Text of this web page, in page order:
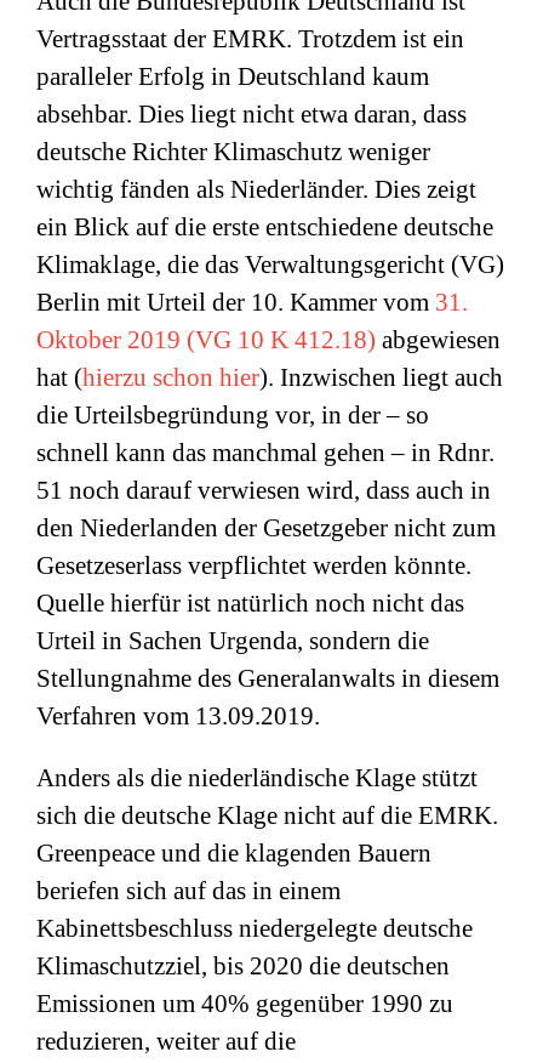
Vertragsstaat der EMRK. Trotzdem ist ein
paralleler Erfolg in Deutschland kaum
absehbar. Dies liegt nicht etwa daran, dass
deutsche Richter Klimaschutz weniger
wichtig fänden als Niederländer. Dies zeigt
ein Blick auf die erste entschiedene deutsche
Klimaklage, die das Verwaltungsgericht (VG)
Berlin mit Urteil der 10. Kammer vom 31.
Oktober 2019 (VG 10 K 412.18) abgewiesen
hat (hierzu schon hier). Inzwischen liegt auch
die Urteilsbegründung vor, in der – so
schnell kann das manchmal gehen – in Rdnr.
51 noch darauf verwiesen wird, dass auch in
den Niederlanden der Gesetzgeber nicht zum
Gesetzeserlass verpflichtet werden könnte.
Quelle hierfür ist natürlich noch nicht das
Urteil in Sachen Urgenda, sondern die
Stellungnahme des Generalanwalts in diesem
Verfahren vom 13.09.2019.
Anders als die niederländische Klage stützt
sich die deutsche Klage nicht auf die EMRK.
Greenpeace und die klagenden Bauern
beriefen sich auf das in einem
Kabinettsbeschluss niedergelegte deutsche
Klimaschutzziel, bis 2020 die deutschen
Emissionen um 40% gegenüber 1990 zu
reduzieren, weiter auf die